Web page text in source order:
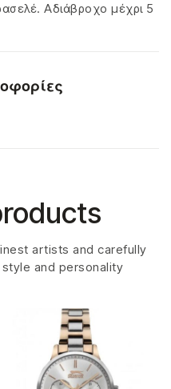
Αδιάβροχο μέχρι 5
artists and carefully
and personality